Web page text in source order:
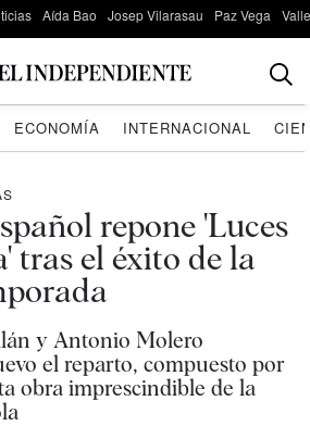
Aída Bao Josep Vilarasau Paz Vega
ECONOMÍA INTERNACIONAL
repone 'Luces
tras el éxito de la
y Antonio Molero
el reparto, compuesto por
obra imprescindible de la